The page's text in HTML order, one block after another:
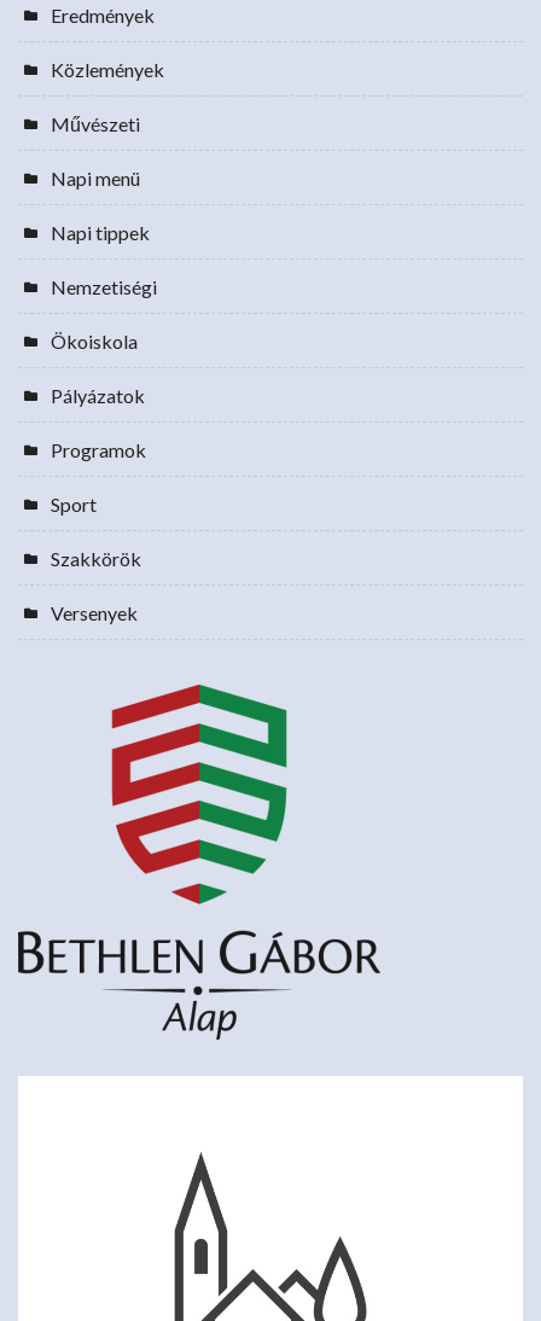
Eredmények
Közlemények
Művészeti
Napi menü
Napi tippek
Nemzetiségi
Ökoiskola
Pályázatok
Programok
Sport
Szakkörök
Versenyek